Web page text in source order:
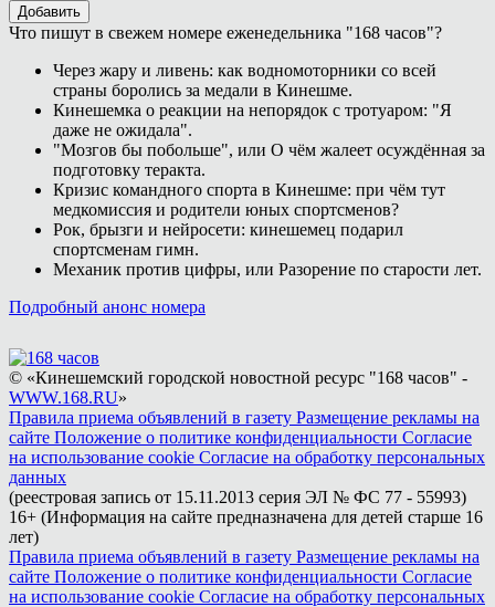
Добавить
Что пишут в свежем номере еженедельника "168 часов"?
Через жару и ливень: как водномоторники со всей
страны боролись за медали в Кинешме.
Кинешемка о реакции на непорядок с тротуаром: "Я
даже не ожидала".
"Мозгов бы побольше", или О чём жалеет осуждённая за
подготовку теракта.
Кризис командного спорта в Кинешме: при чём тут
медкомиссия и родители юных спортсменов?
Рок, брызги и нейросети: кинешемец подарил
спортсменам гимн.
Механик против цифры, или Разорение по старости лет.
Подробный анонс номера
© «Кинешемский городской новостной ресурс "168 часов" -
WWW.168.RU»
Правила приема объявлений в газету Размещение рекламы на
сайте Положение о политике конфиденциальности Согласие
на использование cookie Согласие на обработку персональных
данных
(реестровая запись от 15.11.2013 серия ЭЛ № ФС 77 - 55993)
16+ (Информация на сайте предназначена для детей старше 16
лет)
Правила приема объявлений в газету Размещение рекламы на
сайте Положение о политике конфиденциальности Согласие
на использование cookie Согласие на обработку персональных